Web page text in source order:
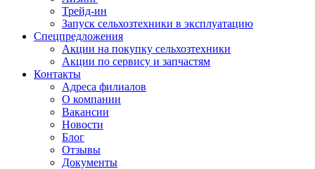
Трейд-ин
Запуск сельхозтехники в эксплуатацию
Спецпредложения
Акции на покупку сельхозтехники
Акции по сервису и запчастям
Контакты
Адреса филиалов
О компании
Вакансии
Новости
Блог
Отзывы
Документы